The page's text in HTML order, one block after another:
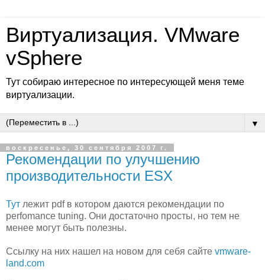
Виртуализация. VMware
vSphere
Тут собираю интересное по интересующей меня теме
виртуализации.
▼
воскресенье, 30 сентября 2007 г.
Рекомендации по улучшению
производительности ESX
Тут лежит pdf в котором даются рекомендации по
perfomance tuning. Они достаточно просты, но тем не
менее могут быть полезны.
Ссылку на них нашел на новом для себя сайте vmware-
land.com